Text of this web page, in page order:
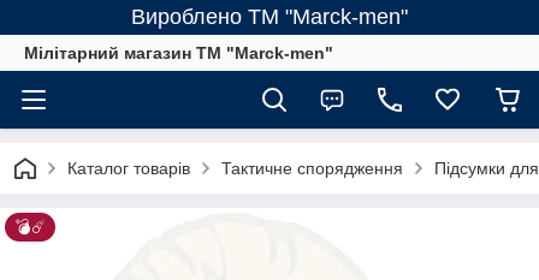
Вироблено ТМ "Marck-men"
Мілітарний магазин ТМ "Marck-men"
Каталог товарів Тактичне спорядження Підсумки
💣☄️